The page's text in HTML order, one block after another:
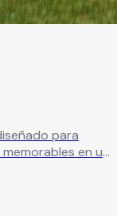
para
en un
y